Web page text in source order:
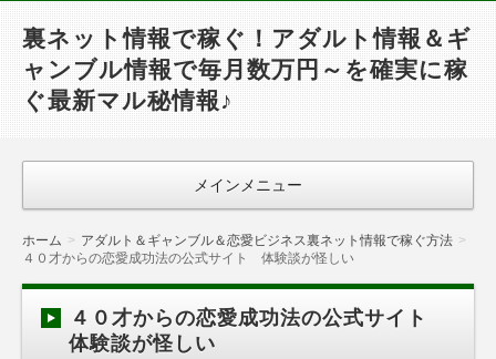
裏ネット情報で稼ぐ！アダルト情報＆ギ
ャンブル情報で毎月数万円～を確実に稼
ぐ最新マル秘情報♪
メインメニュー
ホーム
アダルト＆ギャンブル＆恋愛ビジネス裏ネット情報で稼ぐ方法
４０才からの恋愛成功法の公式サイト 体験談が怪しい
４０才からの恋愛成功法の公式サイト
体験談が怪しい